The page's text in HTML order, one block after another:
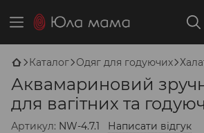
Каталог Одяг для годуючих
Аквамариновий
для вагітних та
Артикул: NW-4.7.1 Написати відгук